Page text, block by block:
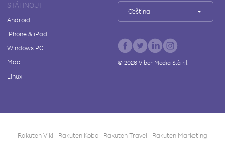
STÁHNOUT
Android
iPhone & iPad
Windows PC
Mac
Linux
Čeština
© 2026Viber Media S.à r.l.
Rakuten Viki Rakuten Kobo Rakuten Travel Rakuten Marketing